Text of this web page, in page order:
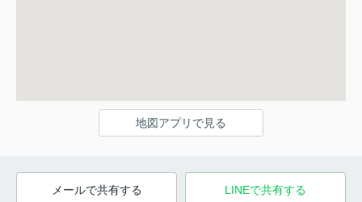
地図アプリで見る
メールで共有する LINEで共有する